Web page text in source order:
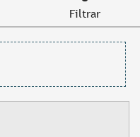
Filtrar